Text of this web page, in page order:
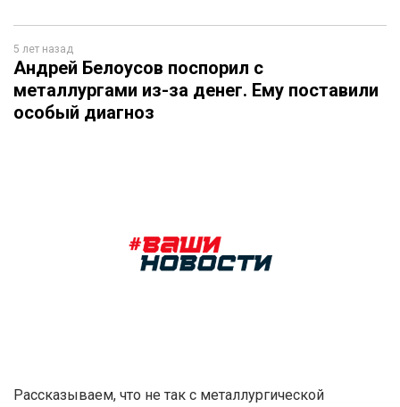
5 лет назад
Андрей Белоусов поспорил с
металлургами из-за денег. Ему поставили
особый диагноз
Рассказываем, что не так с металлургической